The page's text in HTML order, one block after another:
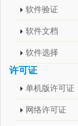
软件验证
软件文档
软件选择
许可证
单机版许可证
网络许可证